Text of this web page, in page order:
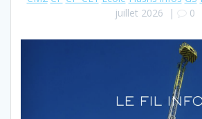
juillet 2026 | 0